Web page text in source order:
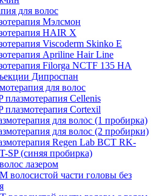
для волос
Мэлсмон
HAIR X
Viscoderm Skinko E
Apriline Hair Line
Filorga NCTF 135 HA
Дипроспан
для волос
плазмотерапия Cellenis
плазмотерапия Cortexil
для волос (1 пробирка)
для волос (2 пробирки)
Regen Lab BCT RK-
SP (синяя пробирка)
лазером
волосистой части головы без